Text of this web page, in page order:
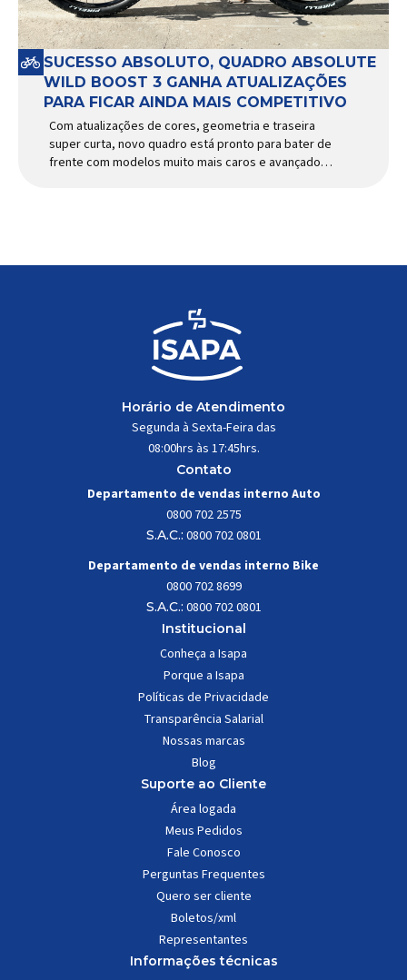
SUCESSO ABSOLUTO, QUADRO ABSOLUTE
WILD BOOST 3 GANHA ATUALIZAÇÕES
PARA FICAR AINDA MAIS COMPETITIVO
Com atualizações de cores, geometria e traseira
super curta, novo quadro está pronto para bater de
frente com modelos muito mais caros e avançados
Horário de Atendimento
Segunda à Sexta-Feira das
08:00hrs às 17:45hrs.
Contato
Departamento de vendas interno Auto
0800 702 2575
S.A.C.: 0800 702 0801
Departamento de vendas interno Bike
0800 702 8699
S.A.C.: 0800 702 0801
Institucional
Conheça a Isapa
Porque a Isapa
Políticas de Privacidade
Transparência Salarial
Nossas marcas
Blog
Suporte ao Cliente
Área logada
Meus Pedidos
Fale Conosco
Perguntas Frequentes
Quero ser cliente
Boletos/xml
Representantes
Informações técnicas